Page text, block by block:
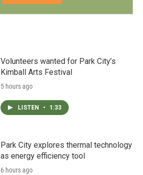
Volunteers wanted for Park City’s
Kimball Arts Festival
5 hours ago
LISTEN • 1:33
Park City explores thermal technology
as energy efficiency tool
6 hours ago